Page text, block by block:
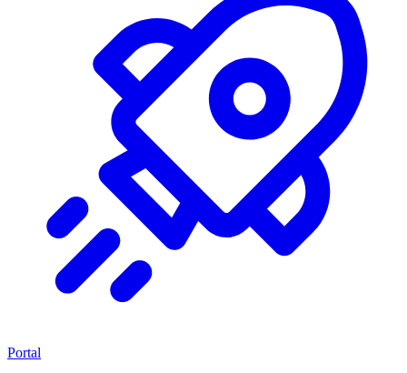
Portal